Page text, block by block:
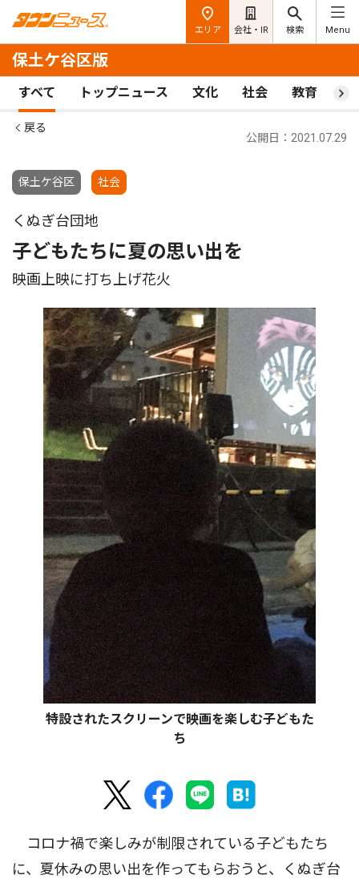
エリア 会社・IR 検索 Menu
保土ケ谷区版
すべて トップニュース 文化 社会 教育 ス
戻る
保土ケ谷区 社会
公開日：2021.07.29
くぬぎ台団地
子どもたちに夏の思い出を
映画上映に打ち上げ花火
特設されたスクリーンで映画を楽しむ子どもた
ち
コロナ禍で楽しみが制限されている子どもたち
に、夏休みの思い出を作ってもらおうと、くぬぎ台